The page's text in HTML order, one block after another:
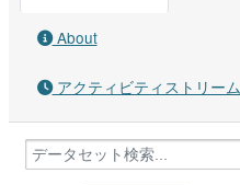
About
アクティビティストリーム